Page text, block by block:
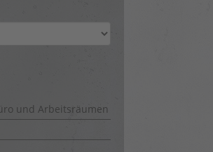
und Arbeitsräumen